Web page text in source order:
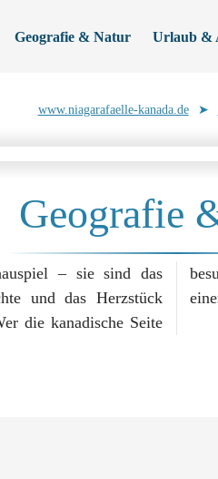
Geografie & Natur Urlaub &
www.niagarafaelle-kanada.de ➤
Geografie
– sie sind das
und das Herzstück
die kanadische Seite
sondern auch